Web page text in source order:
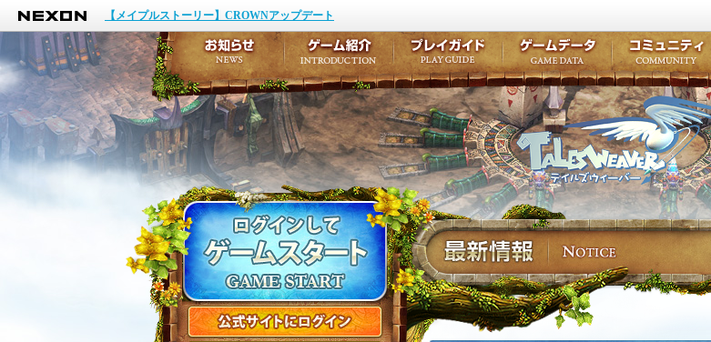
NEXON
【メイプルストーリー】CROWNアップデート
公式サイトにログイン
お知らせ
イベント
アップデート
メンテナンス
ゲーム紹介
ここだけは知っておこうプレイガイド
ワープポイント
ゲームデータ
ルーンスキル